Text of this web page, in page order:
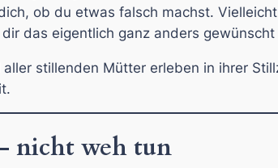
ob du etwas falsch machst.
das eigentlich ganz anders gewünscht
aller stillenden Mütter erleben in ihrer
nicht weh tun